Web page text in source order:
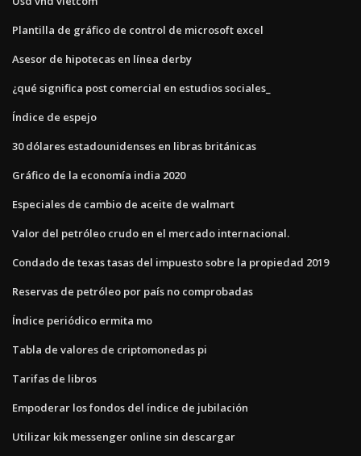
Plantilla de gráfico de control de microsoft excel
Asesor de hipotecas en línea derby
¿qué significa post comercial en estudios sociales_
Índice de espejo
30 dólares estadounidenses en libras británicas
Gráfico de la economía india 2020
Especiales de cambio de aceite de walmart
Valor del petróleo crudo en el mercado internacional.
Condado de texas tasas del impuesto sobre la propiedad 2019
Reservas de petróleo por país no comprobadas
Índice periódico ermita mo
Tabla de valores de criptomonedas pi
Tarifas de libros
Empoderar los fondos del índice de jubilación
Utilizar kik messenger online sin descargar